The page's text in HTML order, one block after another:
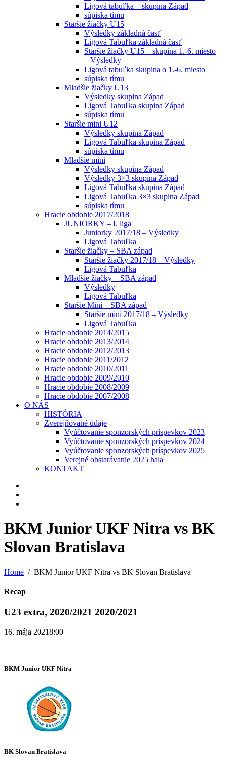
Ligová tabuľka – skupina Západ
súpiska tímu
Staršie žiačky U15
Výsledky základná časť
Ligová Tabuľka základná časť
Staršie žiačky U15 – skupina 1.-6. miesto
– Výsledky
Ligová tabuľka skupina o 1.-6. miesto
súpiska tímu
Mladšie žiačky U13
Výsledky skupina Západ
Ligová Tabuľka skupina Západ
súpiska tímu
Staršie mini U12
Výsledky skupina Západ
Ligová Tabuľka skupina Západ
súpiska tímu
Mladšie mini
Výsledky skupina Západ
Výsledky 3×3 skupina Západ
Ligová Tabuľka skupina Západ
Ligová Tabuľka 3×3 skupina Západ
súpiska tímu
Hracie obdobie 2017/2018
JUNIORKY – I. liga
Juniorky 2017/18 – Výsledky
Ligová Tabuľka
Staršie žiačky – SBA západ
Staršie žiačky 2017/18 – Výsledky
Ligová Tabuľka
Mladšie žiačky – SBA západ
Výsledky
Ligová Tabuľka
Staršie Mini – SBA západ
Staršie mini 2017/18 – Výsledky
Ligová Tabuľka
Hracie obdobie 2014/2015
Hracie obdobie 2013/2014
Hracie obdobie 2012/2013
Hracie obdobie 2011/2012
Hracie obdobie 2010/2011
Hracie obdobie 2009/2010
Hracie obdobie 2008/2009
Hracie obdobie 2007/2008
O NÁS
HISTÓRIA
Zverejňované údaje
Vyúčtovanie sponzorských príspevkov 2023
Vyúčtovanie sponzorských príspevkov 2024
Vyúčtovanie sponzorských príspevkov 2025
Verejné obstarávanie 2025 hala
KONTAKT
BKM Junior UKF Nitra vs BK
Slovan Bratislava
Home BKM Junior UKF Nitra vs BK Slovan Bratislava
Recap
U23 extra, 2020/2021 2020/2021
16. mája 20218:00
BKM Junior UKF Nitra
BK Slovan Bratislava